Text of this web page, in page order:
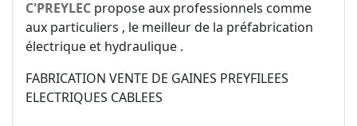
C'PREYLEC propose aux professionnels comme
aux particuliers , le meilleur de la préfabrication
électrique et hydraulique .
FABRICATION VENTE DE GAINES PREYFILEES
ELECTRIQUES CABLEES